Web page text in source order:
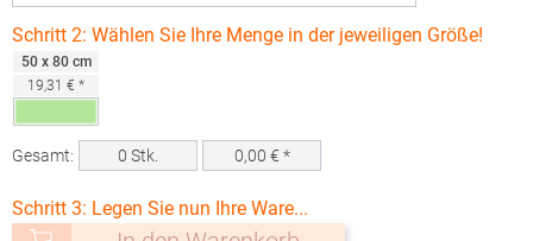
Schritt 2: Wählen Sie Ihre Menge in der jeweiligen Größe!
50 x 80 cm
19,31 € *
Gesamt: 0 Stk. 0,00 € *
Schritt 3: Legen Sie nun Ihre Ware...